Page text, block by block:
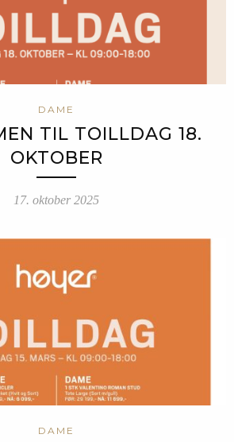
DAME
TIL TOILLDAG 18.
OKTOBER
17. oktober 2025
DAME